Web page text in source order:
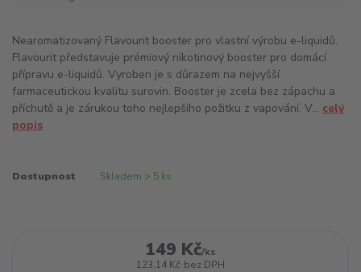
Nearomatizovaný Flavourit booster pro vlastní výrobu e-liquidů.
Flavourit představuje prémiový nikotinový booster pro domácí
přípravu e-liquidů. Vyroben je s důrazem na nejvyšší
farmaceutickou kvalitu surovin. Booster je zcela bez zápachu a
příchutě a je zárukou toho nejlepšího požitku z vapování. V... celý
popis
Dostupnost Skladem > 5 ks
149 Kč/ks
123,14 Kč bez DPH